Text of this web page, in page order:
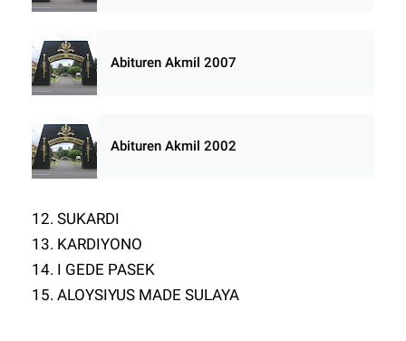
Abituren Akmil 2007
Abituren Akmil 2002
12. SUKARDI
13. KARDIYONO
14. I GEDE PASEK
15. ALOYSIYUS MADE SULAYA